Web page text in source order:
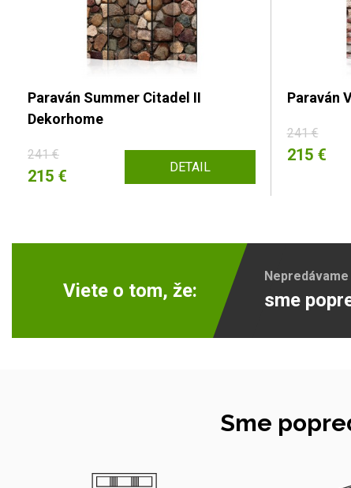
Paraván Summer Citadel II
Dekorhome
241 €
215 € DETAIL
Paraván
241 €
215 €
Viete o tom, že: sme
Sme